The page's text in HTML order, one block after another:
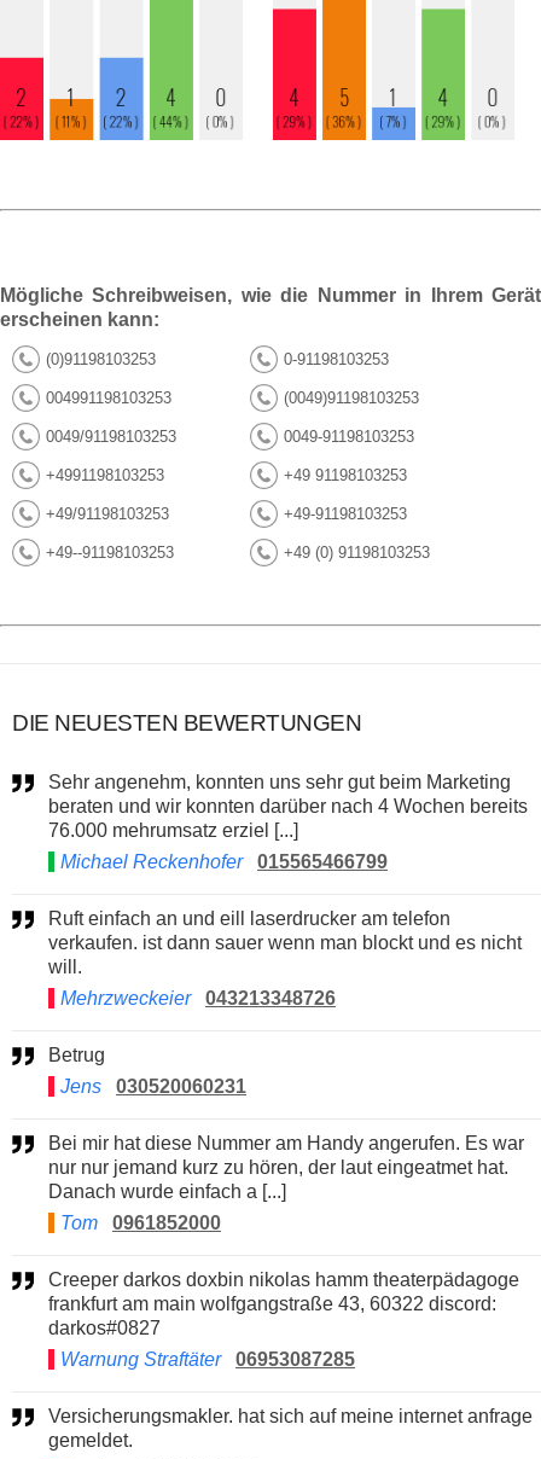
Mögliche Schreibweisen, wie die Nummer in Ihrem Gerät
erscheinen kann:
(0)91198103253 0-91198103253
004991198103253 (0049)91198103253
0049/91198103253 0049-91198103253
+4991198103253 +49 91198103253
+49/91198103253 +49-91198103253
+49--91198103253 +49 (0) 91198103253
DIE NEUESTEN BEWERTUNGEN
Sehr angenehm, konnten uns sehr gut beim Marketing
beraten und wir konnten darüber nach 4 Wochen bereits
76.000 mehrumsatz erziel [...]
Michael Reckenhofer
015565466799
Ruft einfach an und eill laserdrucker am telefon
verkaufen. ist dann sauer wenn man blockt und es nicht
will.
Mehrzweckeier
043213348726
Betrug
Jens
030520060231
Bei mir hat diese Nummer am Handy angerufen. Es war
nur nur jemand kurz zu hören, der laut eingeatmet hat.
Danach wurde einfach a [...]
Tom
0961852000
Creeper darkos doxbin nikolas hamm theaterpädagoge
frankfurt am main wolfgangstraße 43, 60322 discord:
darkos#0827
Warnung Straftäter
06953087285
Versicherungsmakler. hat sich auf meine internet anfrage
gemeldet.